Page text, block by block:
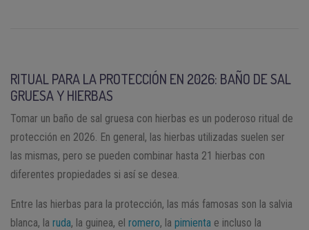
RITUAL PARA LA PROTECCIÓN EN 2026: BAÑO DE SAL
GRUESA Y HIERBAS
Tomar un baño de sal gruesa con hierbas es un poderoso ritual de
protección en 2026. En general, las hierbas utilizadas suelen ser
las mismas, pero se pueden combinar hasta 21 hierbas con
diferentes propiedades si así se desea.
Entre las hierbas para la protección, las más famosas son la salvia
blanca, la ruda, la guinea, el romero, la pimienta e incluso la